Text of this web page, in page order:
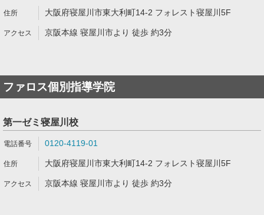
大阪府寝屋川市東大利町14-2 フォレスト寝屋川5F
京阪本線 寝屋川市より 徒歩 約3分
ファロス個別指導学院
第一ゼミ寝屋川校
0120-4119-01
大阪府寝屋川市東大利町14-2 フォレスト寝屋川5F
京阪本線 寝屋川市より 徒歩 約3分